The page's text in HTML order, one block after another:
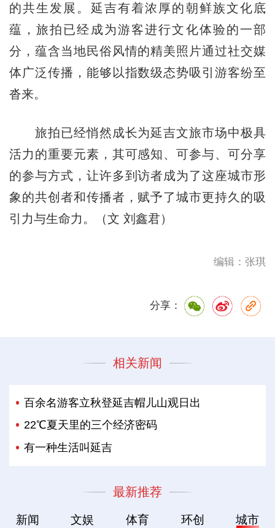
的共生发展。延吉有着浓厚的朝鲜族文化底
蕴，旅拍已经成为游客进行文化体验的一部
分，蕴含当地民俗风情的精美照片通过社交媒
体广泛传播，能够以指数级态势吸引游客纷至
沓来。
旅拍已经悄然成长为延吉文旅市场中极具
活力的重要元素，其可感知、可参与、可分享
的参与方式，让许多到访者成为了这座城市形
象的共创者和传播者，赋予了城市更持久的吸
引力与生命力。（文 刘鑫君）
编辑：张琪
分享：
相关新闻
百余名游客立秋登延吉帽儿山观日出
22℃夏天里的三个经济密码
有一种生活叫延吉
最新推荐
新闻 文娱 体育 环创 城市